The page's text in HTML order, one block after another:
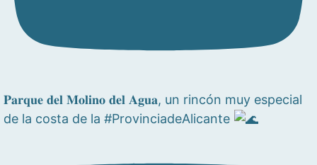
𝐏𝐚𝐫𝐪𝐮𝐞 𝐝𝐞𝐥 𝐌𝐨𝐥𝐢𝐧𝐨 𝐝𝐞𝐥 𝐀𝐠𝐮𝐚, un rincón muy especial
de la costa de la #ProvinciadeAlicante